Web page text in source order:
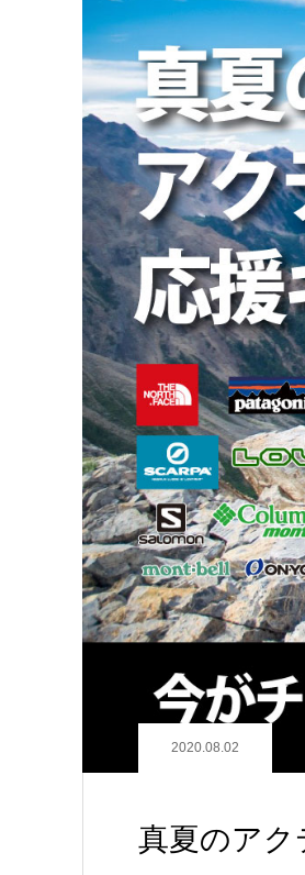
2020.08.02
真夏のアク